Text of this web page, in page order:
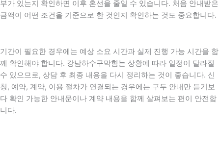
부가 있는지 확인하면 이후 혼선을 줄일 수 있습니다. 처음 안내받은
금액이 어떤 조건을 기준으로 한 것인지 확인하는 것도 중요합니다.
기간이 필요한 경우에는 예상 소요 시간과 실제 진행 가능 시간을 함
께 확인해야 합니다. 강남하수구막힘는 상황에 따라 일정이 달라질
수 있으므로, 상담 후 최종 내용을 다시 정리하는 것이 좋습니다. 신
청, 예약, 계약, 이용 절차가 연결되는 경우에는 구두 안내만 듣기보
다 확인 가능한 안내문이나 계약 내용을 함께 살펴보는 편이 안전합
니다.